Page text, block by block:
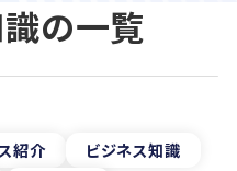
の一覧
紹介
ビジネス知識